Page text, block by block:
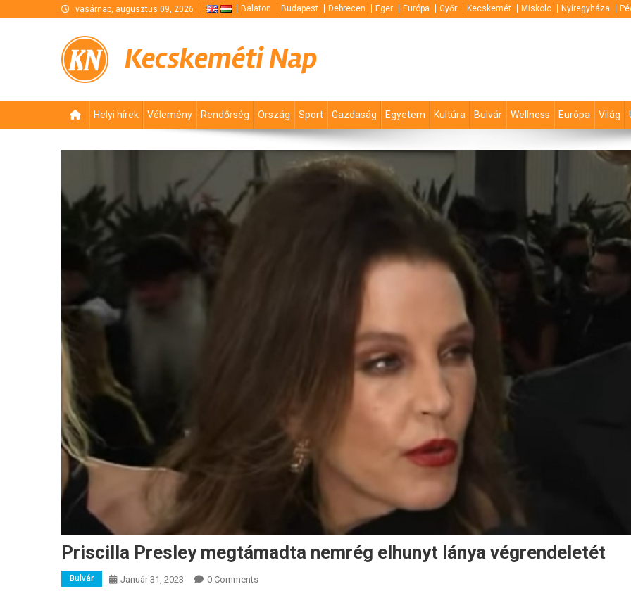
vasárnap, augusztus 09, 2026 Balaton Budapest Debrecen Eger Európa Győr Kecskemét Miskolc Nyíregyháza
Kecskeméti Nap
Helyi hírek Vélemény Rendőrség Ország Sport Gazdaság Egyetem Kultúra Bulvár Wellness Európa Világ
Priscilla Presley megtámadta nemrég elhunyt lánya végrendeletét
Bulvár Január 31, 2023 0 Comments